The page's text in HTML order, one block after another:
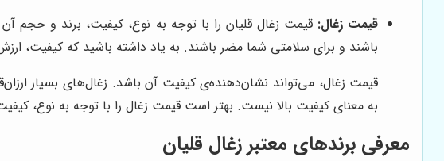
قیمت زغال: قیمت زغال قلیان را با توجه به نوع، کیفیت، برند و حجم
باشند و برای سلامتی شما مضر باشند. به یاد داشته باشید که کیفیت،
قیمت زغال، می‌تواند نشان‌دهنده‌ی کیفیت آن باشد. زغال‌های بسیار
به معنای کیفیت بالا نیست. بهتر است قیمت زغال را با توجه به نوع،
معرفی برندهای معتبر زغال قلیان